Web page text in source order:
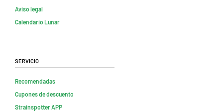
Aviso legal
Calendario Lunar
Servicio
Recomendadas
Cupones de descuento
Strainspotter APP